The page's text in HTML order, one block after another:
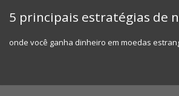
5 principais estratégias de
onde você ganha dinheiro em moedas